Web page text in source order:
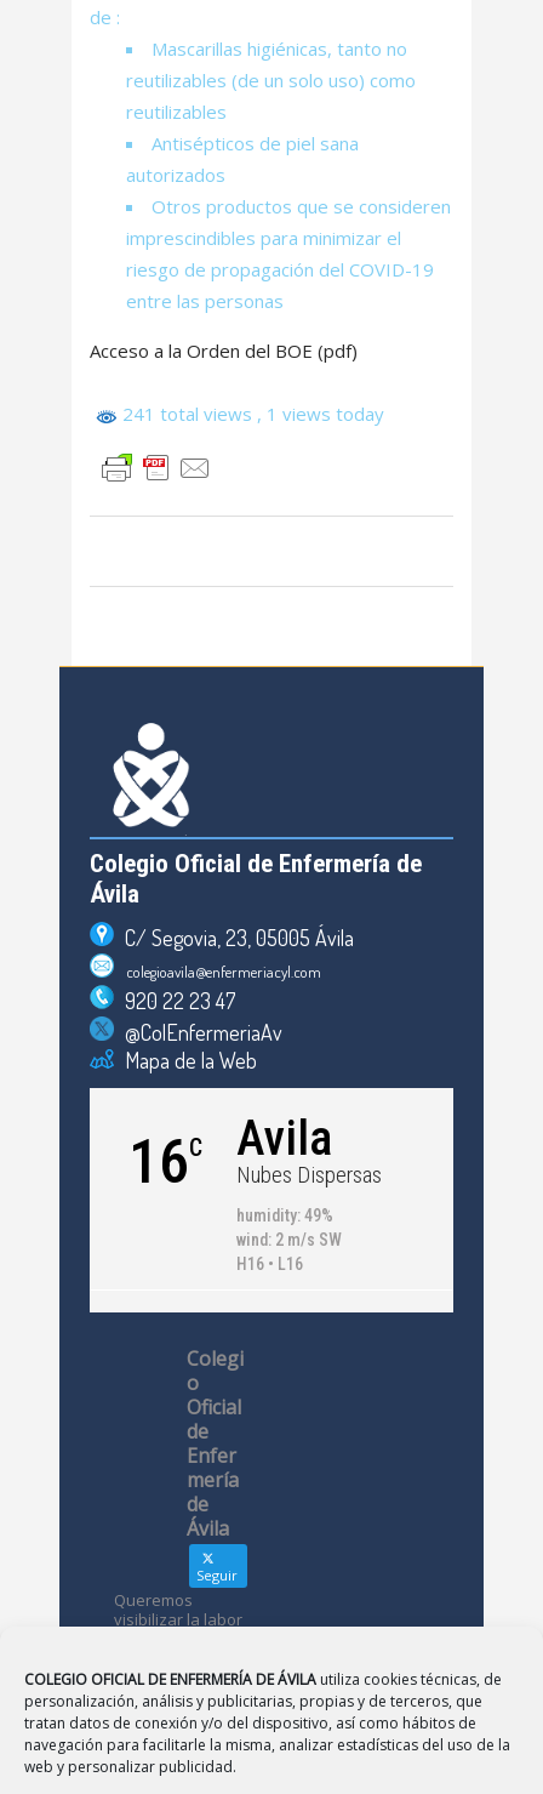
COLEGIO OFICIAL DE ENFERMERÍA DE ÁVILA utiliza cookies técnicas, de
personalización, análisis y publicitarias, propias y de terceros, que
tratan datos de conexión y/o del dispositivo, así como hábitos de
navegación para facilitarle la misma, analizar estadísticas del uso de la
web y personalizar publicidad.
de :
Mascarillas higiénicas, tanto no
reutilizables (de un solo uso) como
reutilizables
Antisépticos de piel sana
autorizados
Otros productos que se consideren
imprescindibles para minimizar el
riesgo de propagación del COVID-19
entre las personas
Acceso a la Orden del BOE (pdf)
241 total views , 1 views today
Colegio Oficial de Enfermería de
Ávila
C/ Segovia, 23, 05005 Ávila
colegioavila@enfermeriacyl.com
920 22 23 47
@ColEnfermeriaAv
Mapa de la Web
16C Avila
Nubes Dispersas
humidity: 49%
wind: 2 m/s SW
H16 • L16
Colegi
o
Oficial
de
Enfer
mería
de
Ávila
Seguir
Queremos
visibilizar la labor
conoces?
Avatar Colegio
Oficial de